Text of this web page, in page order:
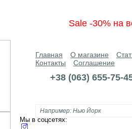
Sale -30% на
Главная О магазине
Контакты
Соглашение
+38 (063) 655-75-
Мы в соцсетях: